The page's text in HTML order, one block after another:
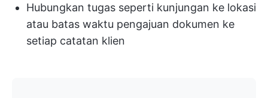
Hubungkan tugas seperti kunjungan ke lokasi
atau batas waktu pengajuan dokumen ke
setiap catatan klien